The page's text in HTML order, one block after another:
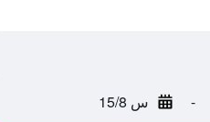
- س 15/8